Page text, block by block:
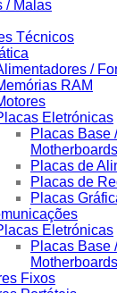
/ Malas
Técnicos
/
RAM
Eletrónicas
Placas Base
Motherboards
Placas de
Placas de
Placas
Eletrónicas
Placas Base
Motherboards
Fixos